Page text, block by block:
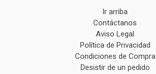
Ir arriba
Contáctanos
Aviso Legal
Política de Privacidad
Condiciones de Compra
Desistir de un pedido